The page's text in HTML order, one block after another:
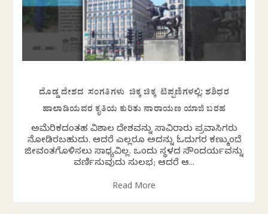
ದೊಡ್ಡ ದೇಶದ ಸಂಗತಿಗಳು ಚಿಕ್ಕ ಚಿಕ್ಕ ಟಿಪ್ಪಣಿಗಳಲ್ಲಿ: ಶಶಿಧರ
ಹಾಲಾಡಿಯವರ ಕೃತಿಯ ಕುರಿತು ನಾರಾಯಣ ಯಾಜಿ ಬರಹ
ಅಮೆರಿಕದಂತಹ ವಿಶಾಲ ದೇಶವನ್ನು ಸಾವಿರಾರು ಪ್ರವಾಸಿಗರು
ನೋಡಿರಬಹುದು. ಆದರೆ ಎಲ್ಲರೂ ಅದನ್ನು ಓದುಗರ ಕಣ್ಮುಂದೆ
ಜೀವಂತಗೊಳಿಸಲು ಸಾಧ್ಯವಿಲ್ಲ. ಒಂದು ಸ್ಥಳದ ಸೌಂದರ್ಯವನ್ನು
ವರ್ಣಿಸುವುದು ಸುಲಭ; ಆದರೆ ಆ...
Read More